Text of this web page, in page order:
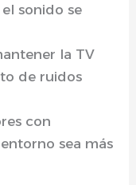
sonido se
la TV
de ruidos
con
sea más